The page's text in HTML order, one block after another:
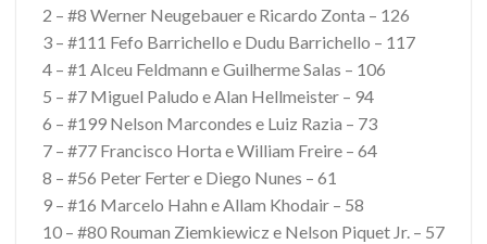
2 – #8 Werner Neugebauer e Ricardo Zonta – 126
3 – #111 Fefo Barrichello e Dudu Barrichello – 117
4 – #1 Alceu Feldmann e Guilherme Salas – 106
5 – #7 Miguel Paludo e Alan Hellmeister – 94
6 – #199 Nelson Marcondes e Luiz Razia – 73
7 – #77 Francisco Horta e William Freire – 64
8 – #56 Peter Ferter e Diego Nunes – 61
9 – #16 Marcelo Hahn e Allam Khodair – 58
10 – #80 Rouman Ziemkiewicz e Nelson Piquet Jr. – 57